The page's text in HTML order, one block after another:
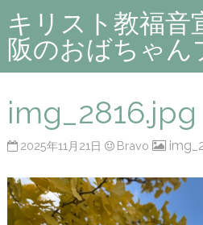
キリスト教福音
阪のおばちゃん
img_2816.jpg
2025年11月21日 Bravo